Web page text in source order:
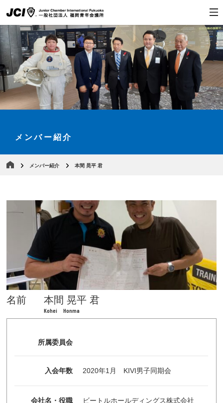
メンバー紹介
メンバー紹介 本間 晃平 君
名前 本間 晃平 君
Kohei Honma
所属委員会
入会年数 2020年1月 KIVI男子同期会
会社名・役職
ビートルホールディングス株式会社